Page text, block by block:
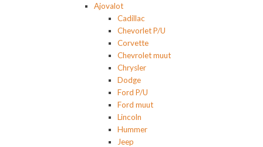
Ajovalot
Cadillac
Chevorlet P/U
Corvette
Chevrolet muut
Chrysler
Dodge
Ford P/U
Ford muut
Lincoln
Hummer
Jeep